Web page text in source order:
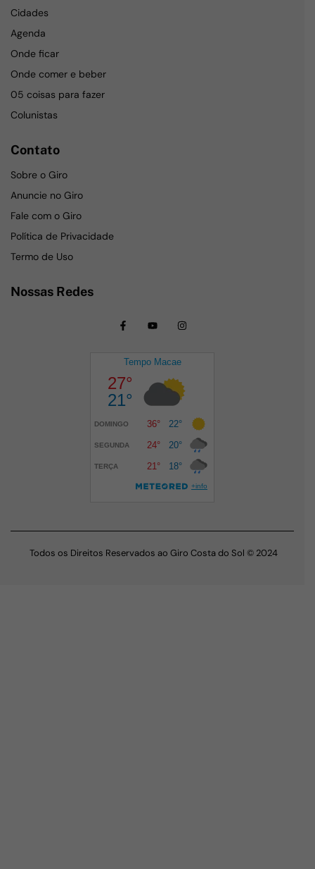
Cidades
Agenda
Onde ficar
Onde comer e beber
05 coisas para fazer
Colunistas
Contato
Sobre o Giro
Anuncie no Giro
Fale com o Giro
Política de Privacidade
Termo de Uso
Nossas Redes
Todos os Direitos Reservados ao Giro Costa do Sol © 2024